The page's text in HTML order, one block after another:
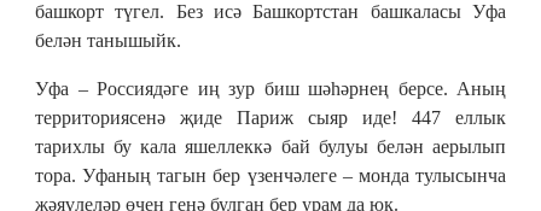
башкорт түгел. Без исә Башкортстан башкаласы Уфа
белән танышыйк.
Уфа – Россиядәге иң зур биш шәһәрнең берсе. Аның
территориясенә җиде Париж сыяр иде! 447 еллык
тарихлы бу кала яшеллеккә бай булуы белән аерылып
тора. Уфаның тагын бер үзенчәлеге – монда тулысынча
җәяүлеләр өчен генә булган бер урам да юк.